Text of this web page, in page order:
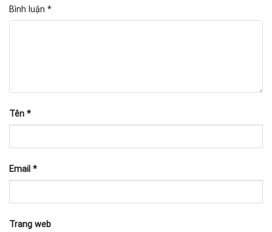
Bình luận *
Tên *
Email *
Trang web